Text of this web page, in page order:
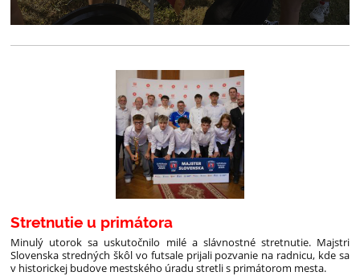
Stretnutie u primátora
Minulý utorok sa uskutočnilo milé a slávnostné stretnutie. Majstri
Slovenska stredných škôl vo futsale prijali pozvanie na radnicu, kde sa
v historickej budove mestského úradu stretli s primátorom mesta.